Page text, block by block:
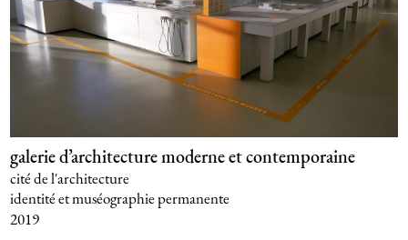
galerie d’architecture moderne et contemporaine
cité de l'architecture
identité et muséographie permanente
2019